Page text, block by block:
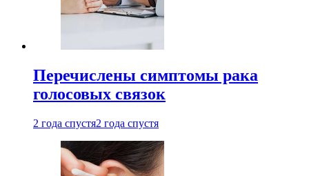
Перечислены симптомы рака
голосовых связок
2 года спустя2 года спустя